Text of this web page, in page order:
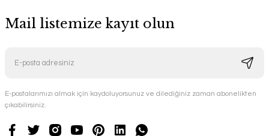
Mail listemize kayıt olun
E-postalarımızı almak için kaydoluyorsunuz ve dilediğiniz zaman abonelikten
çıkabilirsiniz.